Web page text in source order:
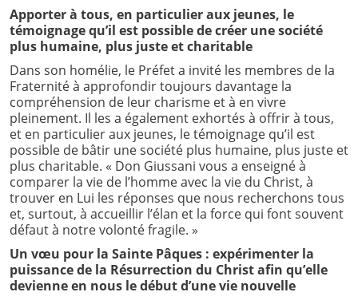
Apporter à tous, en particulier aux jeunes, le
témoignage qu’il est possible de créer une société
plus humaine, plus juste et charitable
Dans son homélie, le Préfet a invité les membres de la
Fraternité à approfondir toujours davantage la
compréhension de leur charisme et à en vivre
pleinement. Il les a également exhortés à offrir à tous,
et en particulier aux jeunes, le témoignage qu’il est
possible de bâtir une société plus humaine, plus juste et
plus charitable. « Don Giussani vous a enseigné à
comparer la vie de l’homme avec la vie du Christ, à
trouver en Lui les réponses que nous recherchons tous
et, surtout, à accueillir l’élan et la force qui font souvent
défaut à notre volonté fragile. »
Un vœu pour la Sainte Pâques : expérimenter la
puissance de la Résurrection du Christ afin qu’elle
devienne en nous le début d’une vie nouvelle